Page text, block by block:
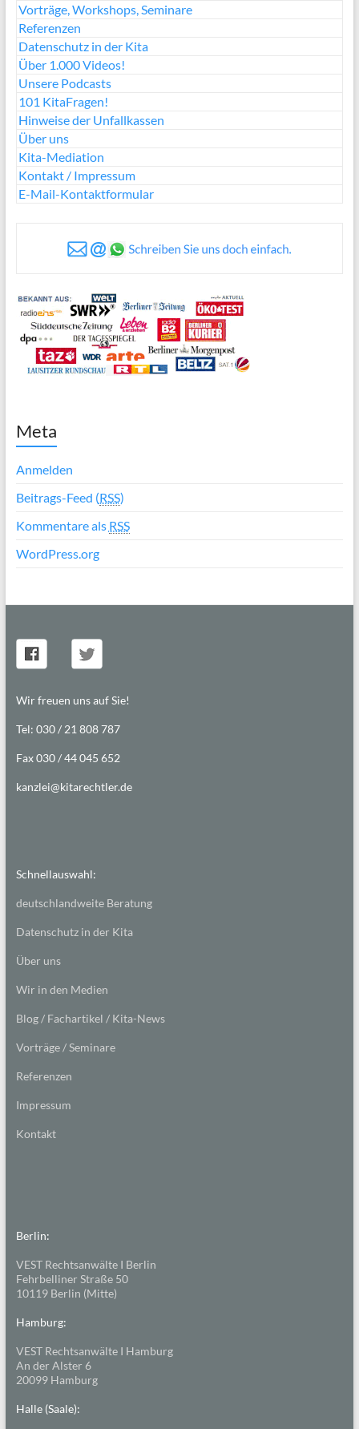
Vorträge, Workshops, Seminare
Referenzen
Datenschutz in der Kita
Über 1.000 Videos!
Unsere Podcasts
101 KitaFragen!
Hinweise der Unfallkassen
Über uns
Kita-Mediation
Kontakt / Impressum
E-Mail-Kontaktformular
Meta
Anmelden
Beitrags-Feed (RSS)
Kommentare als RSS
WordPress.org
Wir freuen uns auf Sie!
Tel: 030 / 21 808 787
Fax 030 / 44 045 652
kanzlei@kitarechtler.de
Schnellauswahl:
deutschlandweite Beratung
Datenschutz in der Kita
Über uns
Wir in den Medien
Blog / Fachartikel / Kita-News
Vorträge / Seminare
Referenzen
Impressum
Kontakt
Berlin:
VEST Rechtsanwälte I Berlin
Fehrbelliner Straße 50
10119 Berlin (Mitte)
Hamburg:
VEST Rechtsanwälte I Hamburg
An der Alster 6
20099 Hamburg
Halle (Saale):